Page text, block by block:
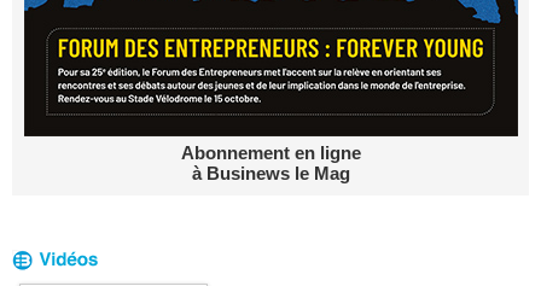
Abonnement en ligne
à Businews le Mag